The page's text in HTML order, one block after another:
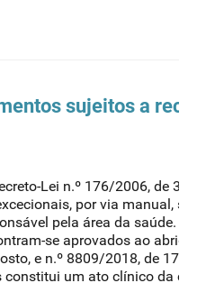
sujeitos a
Lei n.º 176/2006, de
por via manual,
pela área da saúde.
se aprovados ao
e n.º 8809/2018, de 17
constitui um ato clínico da